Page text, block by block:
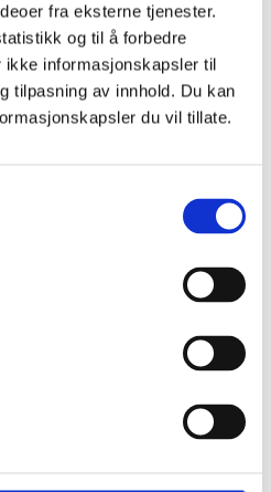
fra eksterne tjenester.
og til å forbedre
informasjonskapsler til
tilpasning av innhold. Du kan
du vil tillate.
i nære relasjoner, voldtekt og
kunnskapssenter om vold